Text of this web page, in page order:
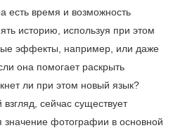
есть время и возможность
историю, используя при этом
эффекты, например, или даже
она помогает раскрыть
ли при этом новый язык?
сейчас существует
значение фотографии в основной